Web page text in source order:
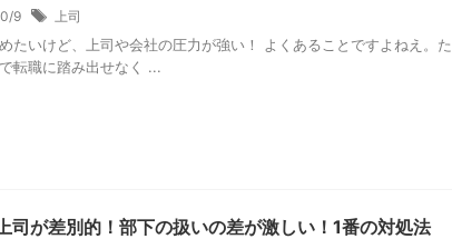
9 上司
たいけど、上司や会社の圧力が強い！ よくあることですよねえ。た
転職に踏み出せなく ...
司が差別的！部下の扱いの差が激しい！1番の対処法